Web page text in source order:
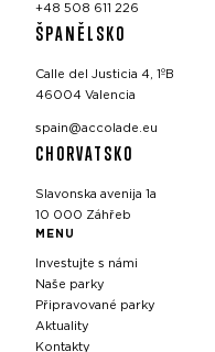
+48 508 611 226
ŠPANĚLSKO
Calle del Justicia 4, 1ºB
46004 Valencia
spain@accolade.eu
CHORVATSKO
Slavonska avenija 1a
10 000 Záhřeb
MENU
Investujte s námi
Naše parky
Připravované parky
Aktuality
Kontakty